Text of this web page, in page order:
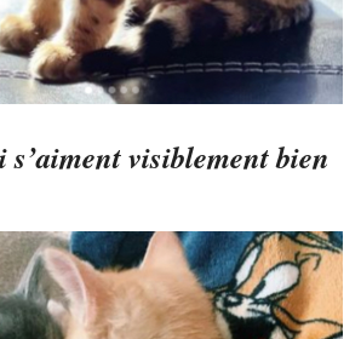
s’aiment visiblement bien